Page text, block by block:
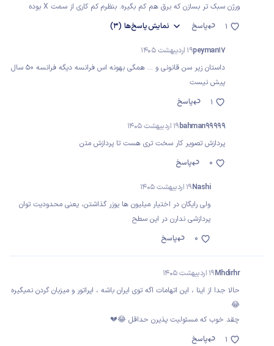
ورژن سبک تر بسازن که برق هم کم بگیره. بنظرم کم کاری از سمت X بوده
پاسخ
نمایشپاسخ‌ها (3) 1
peyman1719 اردیبهشت 1405
داستان زیر سن قانونی و ... همگی بهونه اس فرانسه دیگه فرانسه ۵۰ سال
پیش نیست
پاسخ
1
bahman9999919 اردیبهشت 1405
پردازش تصویر کار سخت تری هست تا پردازش متن
پاسخ
0
Nashi19 اردیبهشت 1405
ولی رایگان در اختیار میلیون ها یوزر گذاشتن، یعنی محدودیت توان
پردازشی ندارن در این سطح
پاسخ
0
Mhdirhr19 اردیبهشت 1405
حالا جدا از اینا ، این اتهامات اگه توی ایران باشه ، اپراتور و میزبان گردن نمیگیره
😂
چقد خوب که مسئولیت پذیرن حداقل 😂💔
پاسخ
1